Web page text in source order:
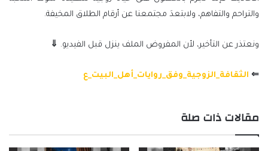
والتراحم والتفاهم، ولابتعدَ مجتمعنا عن أرقام الطلاق المخيفة.
ونعتذر عن التأخير، لأن المفروض الملف ينزل قبل الفيديو. ⇓
⇐ الثقافة_الزوجية_وفق_روايات_أهل_البيت_ع
مقالات ذات صلة